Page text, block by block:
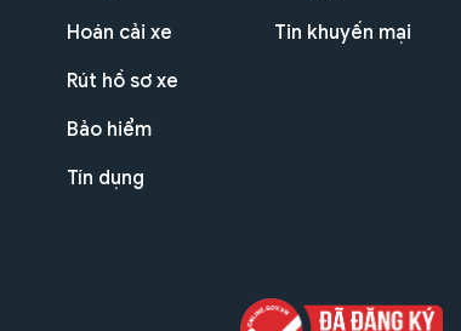
Hoán cải xe
Rút hồ sơ xe
Bảo hiểm
Tín dụng
Tin khuyến mại